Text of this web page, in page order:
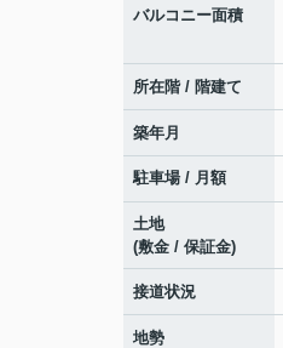
バルコニー面積
所在階 / 階建て
築年月
駐車場 / 月額
土地
(敷金 / 保証金)
接道状況
地勢